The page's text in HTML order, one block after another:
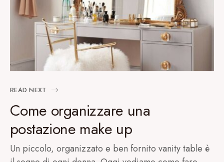
READ NEXT
Come organizzare una
postazione make up
Un piccolo, organizzato e ben fornito vanity table è